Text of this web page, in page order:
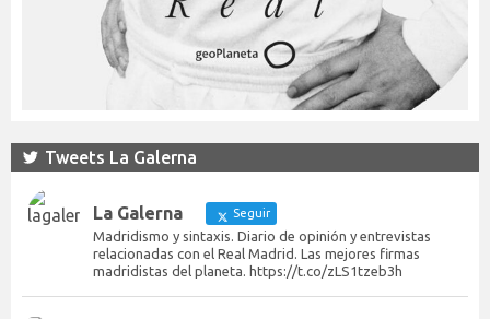
Tweets La Galerna
La Galerna Seguir
Madridismo y sintaxis. Diario de opinión y entrevistas
relacionadas con el Real Madrid. Las mejores firmas
madridistas del planeta. https://t.co/zLS1tzeb3h